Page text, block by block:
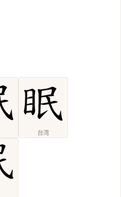
台湾